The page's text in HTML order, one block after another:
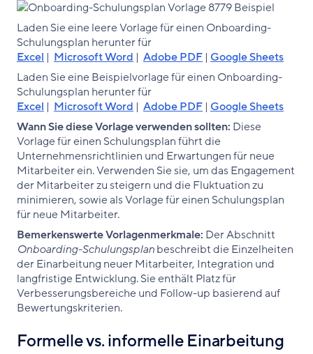
Laden Sie eine leere Vorlage für einen Onboarding-
Schulungsplan herunter für
Excel | Microsoft Word | Adobe PDF | Google Sheets
Laden Sie eine Beispielvorlage für einen Onboarding-
Schulungsplan herunter für
Excel | Microsoft Word | Adobe PDF | Google Sheets
Wann Sie diese Vorlage verwenden sollten: Diese
Vorlage für einen Schulungsplan führt die
Unternehmensrichtlinien und Erwartungen für neue
Mitarbeiter ein. Verwenden Sie sie, um das Engagement
der Mitarbeiter zu steigern und die Fluktuation zu
minimieren, sowie als Vorlage für einen Schulungsplan
für neue Mitarbeiter.
Bemerkenswerte Vorlagenmerkmale: Der Abschnitt
Onboarding-Schulungsplanbeschreibt die Einzelheiten
der Einarbeitung neuer Mitarbeiter, Integration und
langfristige Entwicklung. Sie enthält Platz für
Verbesserungsbereiche und Follow-up basierend auf
Bewertungskriterien.
Formelle vs. informelle Einarbeitung